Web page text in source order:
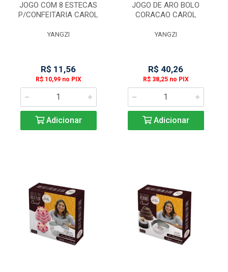
JOGO COM 8 ESTECAS
P/CONFEITARIA CAROL
YANGZI
R$ 11,56
R$ 10,99 no PIX
Adicionar
JOGO DE ARO BOLO
CORACAO CAROL
YANGZI
R$ 40,26
R$ 38,25 no PIX
Adicionar